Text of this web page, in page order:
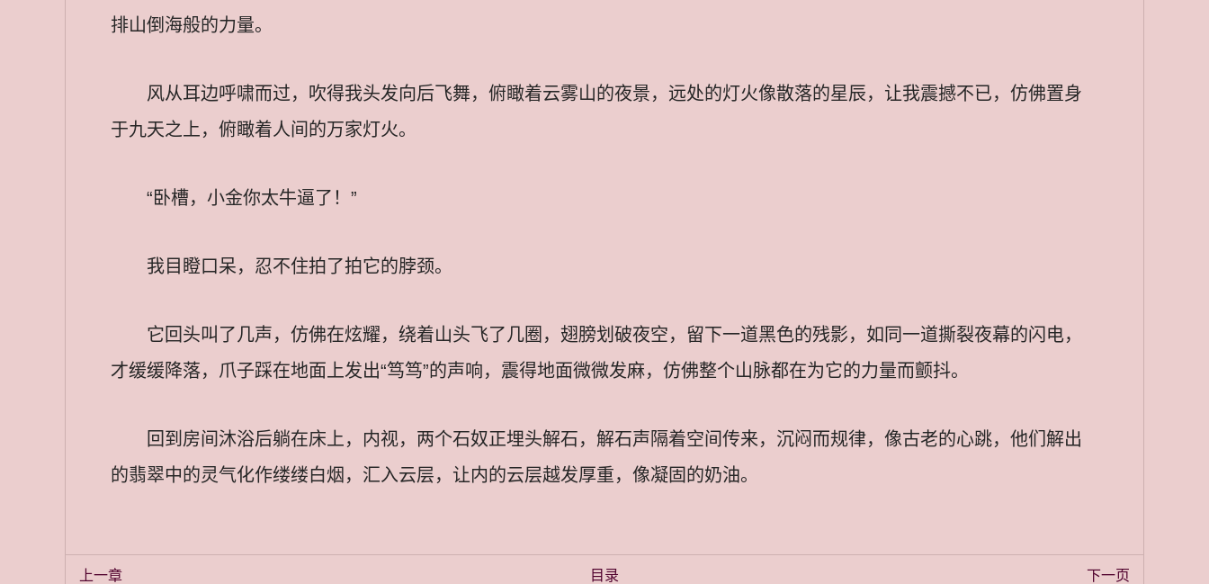
排山倒海般的力量。
风从耳边呼啸而过，吹得我头发向后飞舞，俯瞰着云雾山的夜景，远处的灯火像散落的星辰，让我震撼不已，仿佛置身
于九天之上，俯瞰着人间的万家灯火。
“卧槽，小金你太牛逼了！”
我目瞪口呆，忍不住拍了拍它的脖颈。
它回头叫了几声，仿佛在炫耀，绕着山头飞了几圈，翅膀划破夜空，留下一道黑色的残影，如同一道撕裂夜幕的闪电，
才缓缓降落，爪子踩在地面上发出“笃笃”的声响，震得地面微微发麻，仿佛整个山脉都在为它的力量而颤抖。
回到房间沐浴后躺在床上，内视，两个石奴正埋头解石，解石声隔着空间传来，沉闷而规律，像古老的心跳，他们解出
的翡翠中的灵气化作缕缕白烟，汇入云层，让内的云层越发厚重，像凝固的奶油。
上一章 目录 下一页